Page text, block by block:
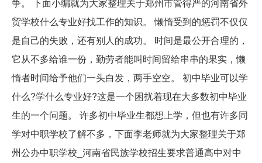
贸学校什么专业好找工作的知识。 懒惰受到的惩罚不仅仅
是自己的失败，还有别人的成功。 时间是最公开合理的，
它从不多给谁一份，勤劳者能叫时间留给串串的果实，懒
惰者时间给予他们一头白发，两手空空。 初中毕业可以学
什么?学什么专业好?这是一个困扰着现在大多数初中毕业
生的一个问题。 许多初中毕业生都想上学，但也有许多同
学对中职学校了解不多，下面李老师就为大家整理关于郑
州公办中职学校_河南省民族学校招生要求普通高中对中